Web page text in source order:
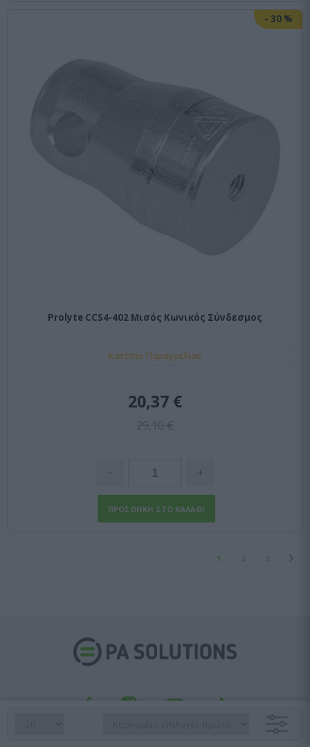
- 30 %
Prolyte CCS4-402 Μισός Κωνικός Σύνδεσμος
Κατόπιν Παραγγελίας
29,10 €
20,37 €
1